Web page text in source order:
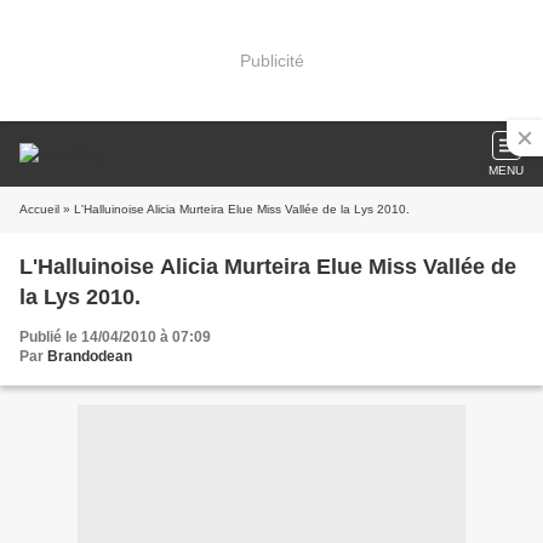
Publicité
MENU
Accueil » L'Halluinoise Alicia Murteira Elue Miss Vallée de la Lys 2010.
L'Halluinoise Alicia Murteira Elue Miss Vallée de
la Lys 2010.
Publié le 14/04/2010 à 07:09
Par Brandodean